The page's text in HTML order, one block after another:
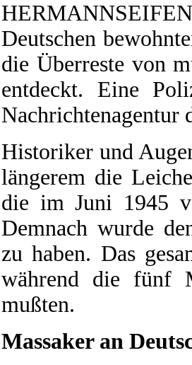
Deutschen
die Überreste von
entdeckt. Eine
Nachrichtenagentur
Historiker und
längerem die
die im Juni 1945
Demnach wurde
zu haben. Das
während die fünf
mußten.
Massaker an